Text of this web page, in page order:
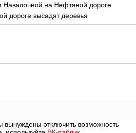
Навалочной на Нефтяной дороге
дороге высадят деревья
вынуждены отключить возможность